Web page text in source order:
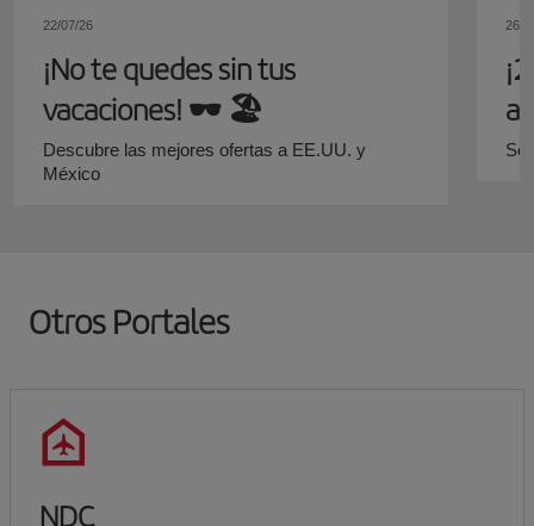
22/07/26
¡No te quedes sin tus
vacaciones!​ 🕶️ 🏖️
Descubre las mejores ofertas a EE.UU. y
México
26/
y
Otros Portales
NDC